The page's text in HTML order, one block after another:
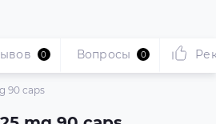
90 caps
0 Вопросы 0